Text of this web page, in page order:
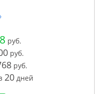
руб.
руб.
руб.
20 дней